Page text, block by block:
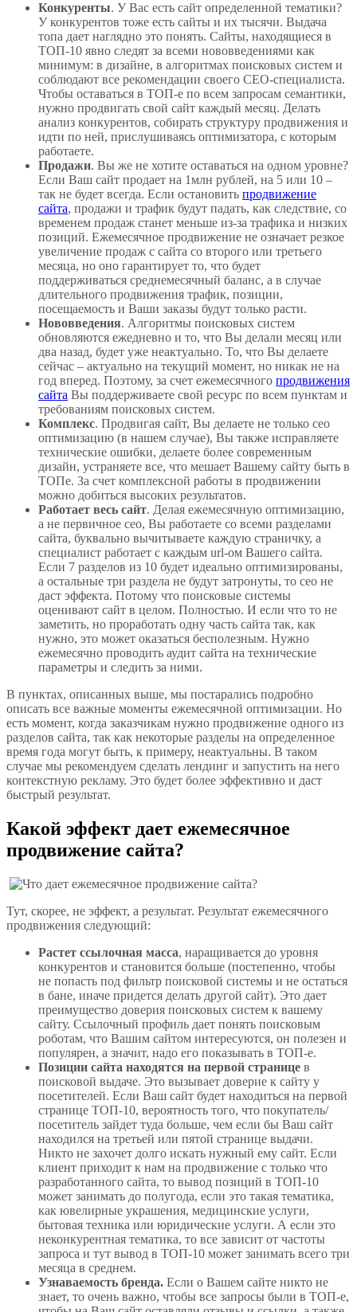
Конкуренты. У Вас есть сайт определенной тематики?
У конкурентов тоже есть сайты и их тысячи. Выдача
топа дает наглядно это понять. Сайты, находящиеся в
ТОП-10 явно следят за всеми нововведениями как
минимум: в дизайне, в алгоритмах поисковых систем и
соблюдают все рекомендации своего СЕО-специалиста.
Чтобы оставаться в ТОП-е по всем запросам семантики,
нужно продвигать свой сайт каждый месяц. Делать
анализ конкурентов, собирать структуру продвижения и
идти по ней, прислушиваясь оптимизатора, с которым
работаете.
Продажи. Вы же не хотите оставаться на одном уровне?
Если Ваш сайт продает на 1млн рублей, на 5 или 10 –
так не будет всегда. Если остановить продвижение
сайта, продажи и трафик будут падать, как следствие, со
временем продаж станет меньше из-за трафика и низких
позиций. Ежемесячное продвижение не означает резкое
увеличение продаж с сайта со второго или третьего
месяца, но оно гарантирует то, что будет
поддерживаться среднемесячный баланс, а в случае
длительного продвижения трафик, позиции,
посещаемость и Ваши заказы будут только расти.
Нововведения. Алгоритмы поисковых систем
обновляются ежедневно и то, что Вы делали месяц или
два назад, будет уже неактуально. То, что Вы делаете
сейчас – актуально на текущий момент, но никак не на
год вперед. Поэтому, за счет ежемесячного продвижения
сайта Вы поддерживаете свой ресурс по всем пунктам и
требованиям поисковых систем.
Комплекс. Продвигая сайт, Вы делаете не только сео
оптимизацию (в нашем случае), Вы также исправляете
технические ошибки, делаете более современным
дизайн, устраняете все, что мешает Вашему сайту быть в
ТОПе. За счет комплексной работы в продвижении
можно добиться высоких результатов.
Работает весь сайт. Делая ежемесячную оптимизацию,
а не первичное сео, Вы работаете со всеми разделами
сайта, буквально вычитываете каждую страничку, а
специалист работает с каждым url-ом Вашего сайта.
Если 7 разделов из 10 будет идеально оптимизированы,
а остальные три раздела не будут затронуты, то сео не
даст эффекта. Потому что поисковые системы
оценивают сайт в целом. Полностью. И если что то не
заметить, но проработать одну часть сайта так, как
нужно, это может оказаться бесполезным. Нужно
ежемесячно проводить аудит сайта на технические
параметры и следить за ними.
В пунктах, описанных выше, мы постарались подробно
описать все важные моменты ежемесячной оптимизации. Но
есть момент, когда заказчикам нужно продвижение одного из
разделов сайта, так как некоторые разделы на определенное
время года могут быть, к примеру, неактуальны. В таком
случае мы рекомендуем сделать лендинг и запустить на него
контекстную рекламу. Это будет более эффективно и даст
быстрый результат.
Какой эффект дает ежемесячное
продвижение сайта?
Тут, скорее, не эффект, а результат. Результат ежемесячного
продвижения следующий:
Растет ссылочная масса, наращивается до уровня
конкурентов и становится больше (постепенно, чтобы
не попасть под фильтр поисковой системы и не остаться
в бане, иначе придется делать другой сайт). Это дает
преимущество доверия поисковых систем к вашему
сайту. Ссылочный профиль дает понять поисковым
роботам, что Вашим сайтом интересуются, он полезен и
популярен, а значит, надо его показывать в ТОП-е.
Позиции сайта находятся на первой странице в
поисковой выдаче. Это вызывает доверие к сайту у
посетителей. Если Ваш сайт будет находиться на первой
странице ТОП-10, вероятность того, что покупатель/
посетитель зайдет туда больше, чем если бы Ваш сайт
находился на третьей или пятой странице выдачи.
Никто не захочет долго искать нужный ему сайт. Если
клиент приходит к нам на продвижение с только что
разработанного сайта, то вывод позиций в ТОП-10
может занимать до полугода, если это такая тематика,
как ювелирные украшения, медицинские услуги,
бытовая техника или юридические услуги. А если это
неконкурентная тематика, то все зависит от частоты
запроса и тут вывод в ТОП-10 может занимать всего три
месяца в среднем.
Узнаваемость бренда. Если о Вашем сайте никто не
знает, то очень важно, чтобы все запросы были в ТОП-е,